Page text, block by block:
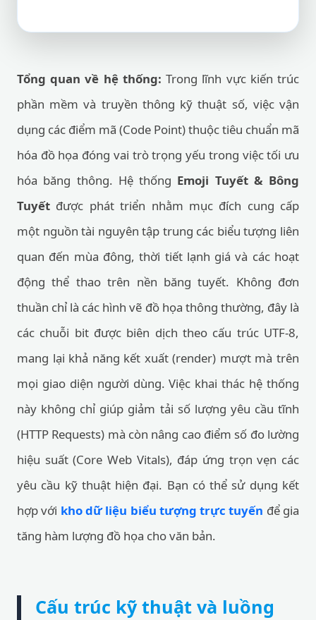
Tổng quan về hệ thống: Trong lĩnh vực kiến trúc
phần mềm và truyền thông kỹ thuật số, việc vận
dụng các điểm mã (Code Point) thuộc tiêu chuẩn mã
hóa đồ họa đóng vai trò trọng yếu trong việc tối ưu
hóa băng thông. Hệ thống Emoji Tuyết & Bông
Tuyết được phát triển nhằm mục đích cung cấp
một nguồn tài nguyên tập trung các biểu tượng liên
quan đến mùa đông, thời tiết lạnh giá và các hoạt
động thể thao trên nền băng tuyết. Không đơn
thuần chỉ là các hình vẽ đồ họa thông thường, đây là
các chuỗi bit được biên dịch theo cấu trúc UTF-8,
mang lại khả năng kết xuất (render) mượt mà trên
mọi giao diện người dùng. Việc khai thác hệ thống
này không chỉ giúp giảm tải số lượng yêu cầu tĩnh
(HTTP Requests) mà còn nâng cao điểm số đo lường
hiệu suất (Core Web Vitals), đáp ứng trọn vẹn các
yêu cầu kỹ thuật hiện đại. Bạn có thể sử dụng kết
hợp với kho dữ liệu biểu tượng trực tuyến để gia
tăng hàm lượng đồ họa cho văn bản.
Cấu trúc kỹ thuật và luồng